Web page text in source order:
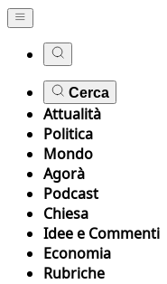
Cerca
Attualità
Politica
Mondo
Agorà
Podcast
Chiesa
Idee e Commenti
Economia
Rubriche